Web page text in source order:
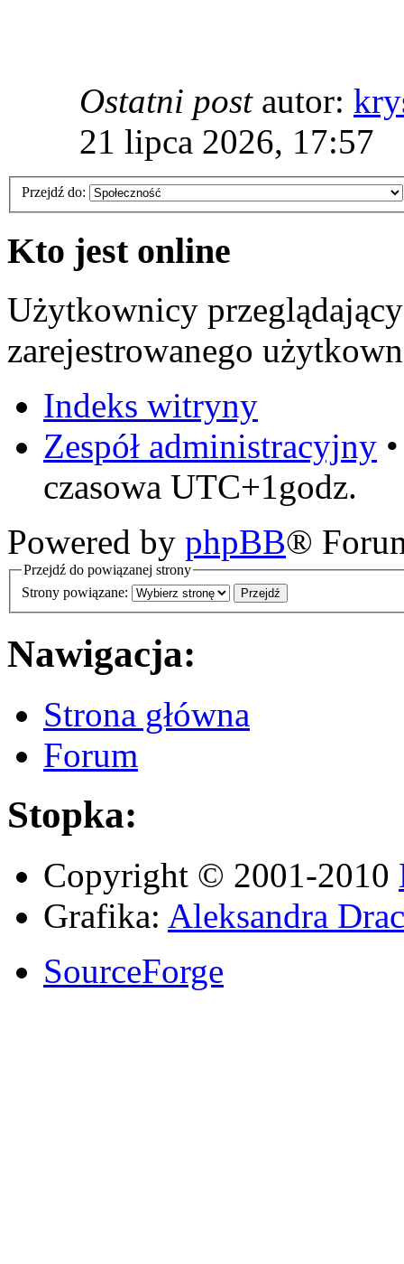
Ostatni postautor:
21 lipca 2026, 17:57
Przejdź do:
Kto jest online
Użytkownicy
zarejestrowanego
Indeks witryny
Zespół administracyjny
czasowa UTC+1godz.
Powered by phpBB®
Przejdź do powiązanej strony
Strony powiązane:
Nawigacja:
Strona główna
Forum
Stopka:
Copyright © 2001-2010
Grafika: Aleksandra
SourceForge